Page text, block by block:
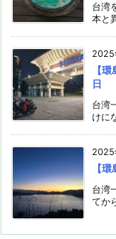
台湾
本と
2025
【
日
台湾
けに
2025
【
台湾
てか